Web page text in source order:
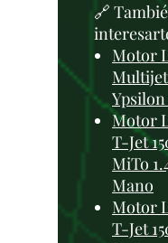
🔗
Motor
Ypsilon
Motor
T-Jet
MiTo
Mano
Motor
T-Jet